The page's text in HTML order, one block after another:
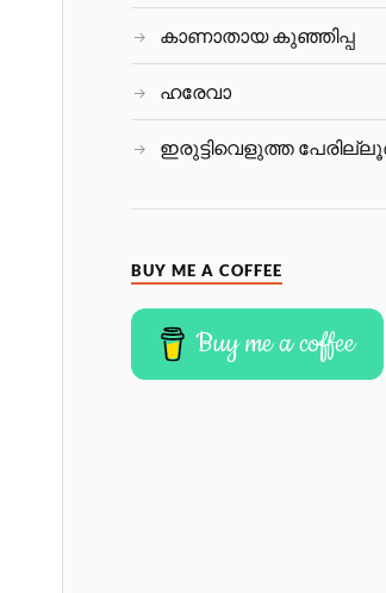
കാണാതായ കുഞ്ഞിപ്പ
ഹരേവാ
ഇരുട്ടിവെളുത്ത
BUY ME A COFFEE
Buy me a coffee